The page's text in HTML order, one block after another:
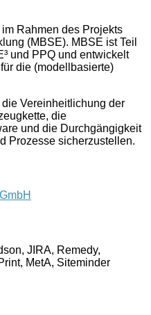
Rahmen des Projekts
(MBSE). MBSE ist Teil
und PPQ und entwickelt
die (modellbasierte)
Vereinheitlichung der
die
und die Durchgängigkeit
Prozesse sicherzustellen.
JIRA, Remedy,
MetA, Siteminder